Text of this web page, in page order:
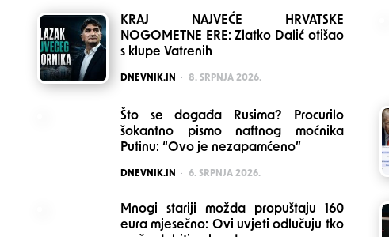
KRAJ NAJVEĆE HRVATSKE
NOGOMETNE ERE: Zlatko Dalić otišao
s klupe Vatrenih
POSTED
DNEVNIK.IN 8. SRPNJA 2026.
Što se događa Rusima? Procurilo
šokantno pismo naftnog moćnika
Putinu: “Ovo je nezapamćeno”
POSTED
DNEVNIK.IN 6. SRPNJA 2026.
Mnogi stariji možda propuštaju 160
eura mjesečno: Ovi uvjeti odlučuju tko